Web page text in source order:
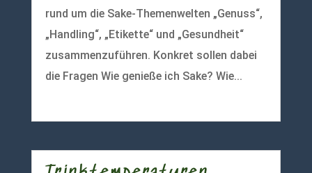
rund um die Sake-Themenwelten „Genuss“,
„Handling“, „Etikette“ und „Gesundheit“
zusammenzuführen. Konkret sollen dabei
die Fragen Wie genieße ich Sake? Wie...